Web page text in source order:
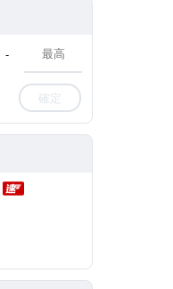
-
確定